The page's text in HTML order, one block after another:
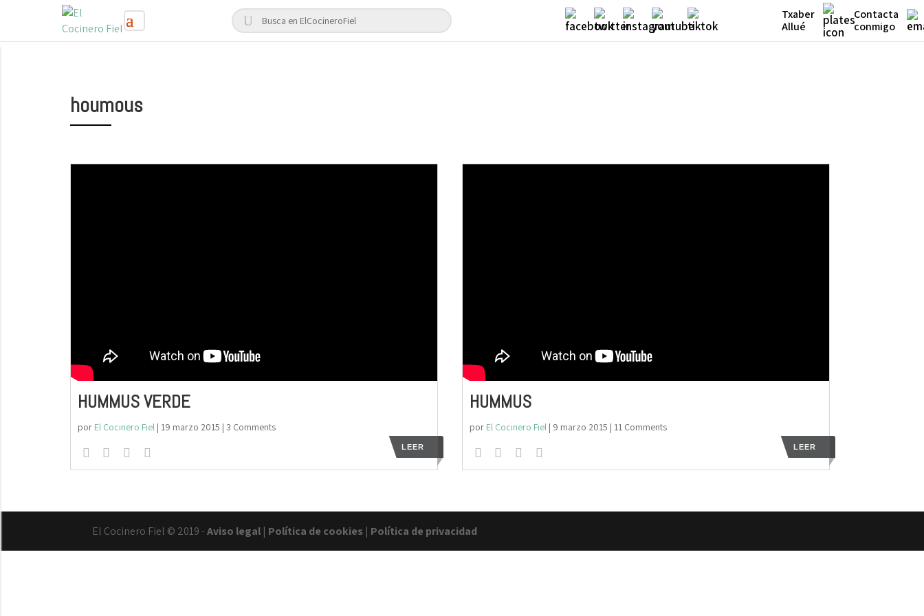
Txaber
Allué
Contacta
conmigo
houmous
HUMMUS VERDE
por El Cocinero Fiel| 19 marzo 2015 | 3 Comments
LEER
HUMMUS
por El Cocinero Fiel| 9 marzo 2015 | 11 Comments
LEER
El Cocinero Fiel © 2019 -Aviso legal | Política de cookies | Política de privacidad